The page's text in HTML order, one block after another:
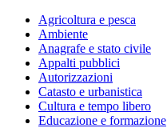
Agricoltura e pesca
Ambiente
Anagrafe e stato civile
Appalti pubblici
Autorizzazioni
Catasto e urbanistica
Cultura e tempo libero
Educazione e formazione